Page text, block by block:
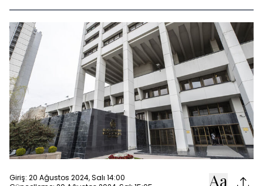
Giriş: 20 Ağustos 2024, Salı 14:00